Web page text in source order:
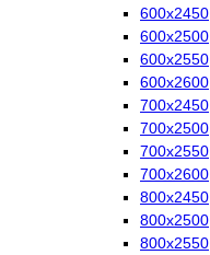
600х2450
600х2500
600х2550
600х2600
700х2450
700х2500
700х2550
700х2600
800х2450
800х2500
800х2550